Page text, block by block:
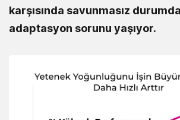
karşısında savunmasız
adaptasyon sorunu yaşıyor.